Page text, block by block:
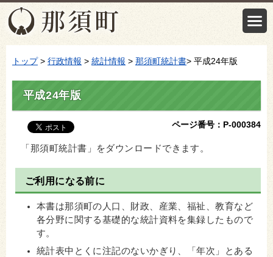
トップ> 行政情報 > 統計情報 > 那須町統計書> 平成24年版
平成24年版
ページ番号：P-000384
「那須町統計書」をダウンロードできます。
ご利用になる前に
本書は那須町の人口、財政、産業、福祉、教育など
各分野に関する基礎的な統計資料を集録したもので
す。
統計表中とくに注記のないかぎり、「年次」とある